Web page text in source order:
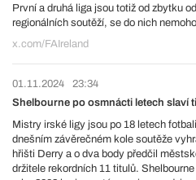
První a druhá liga jsou totiž od zbytku
regionálních soutěží, se do nich
x.com/FAIreland
01.11.2024
23:34
Shelbourne po osmnácti letech slaví
Mistry irské ligy jsou po 18 letech
dnešním závěrečném kole soutěže
hřišti Derry a o dva body předčil
držitele rekordních 11 titulů.